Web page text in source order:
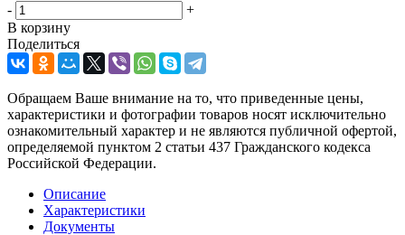
-
+
В корзину
Поделиться
Обращаем Ваше внимание на то, что приведенные цены,
характеристики и фотографии товаров носят исключительно
ознакомительный характер и не являются публичной офертой,
определяемой пунктом 2 статьи 437 Гражданского кодекса
Российской Федерации.
Описание
Характеристики
Документы